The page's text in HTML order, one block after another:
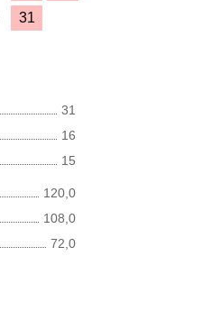
31
31
16
15
120,0
108,0
72,0